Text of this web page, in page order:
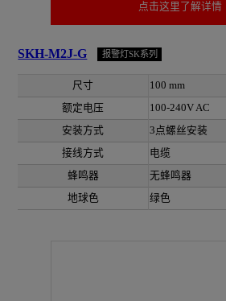
点击这里了解详情
SKH-M2J-G 报警灯SK系列
尺寸
100 mm
额定电压
100-240V AC
安装方式
3点螺丝安装
接线方式
电缆
蜂鸣器
无蜂鸣器
地球色
绿色